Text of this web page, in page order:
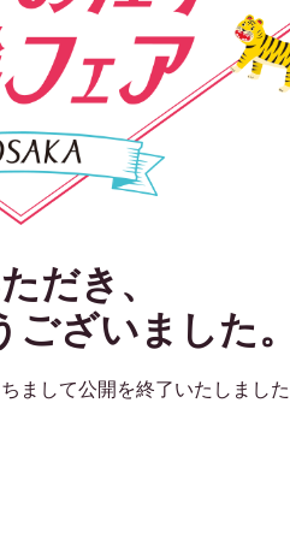
だき、
ございました
まして公開を終了いたしまし